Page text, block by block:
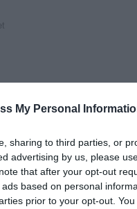
My Personal
sharing to third parties, or
advertising by us, please
that after your opt-out
based on personal
prior to your opt-out.
rendelkezésére.